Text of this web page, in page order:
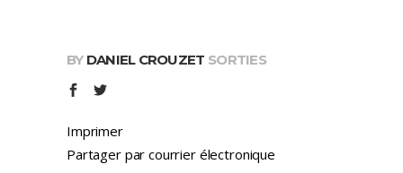
BY DANIEL CROUZET SORTIES
Imprimer
Partager par courrier électronique